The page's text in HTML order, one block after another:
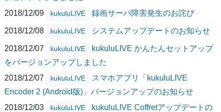
2018/12/09
kukuluLIVE 録画サーバ障害発生のお詫び
2018/12/08 kukuluLIVE システムアップデートのお知らせ
2018/12/07 kukuluLIVE
kukuluLIVE かんたんセットアップ
をバージョンアップしました
2018/12/07
kukuluLIVE
スマホアプリ「kukuluLIVE
Encoder 2 (Android版)」バージョンアップのお知らせ
2018/12/03
kukuluLIVE
kukuluLIVE Coffretアップデートの